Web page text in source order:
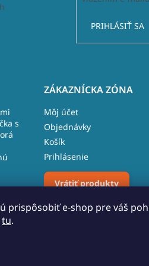
prispôsobiť e-shop pre váš
tu.
PRIHLÁSIŤ SA
s
ZÁKAZNÍCKA ZÓNA
Môj účet
Objednávky
Košík
Prihlásenie
Vrátiť produkty
cookies